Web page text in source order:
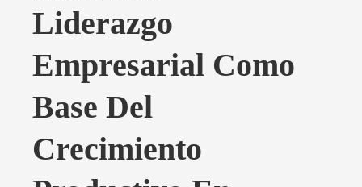
Liderazgo
Empresarial Como
Base Del
Crecimiento